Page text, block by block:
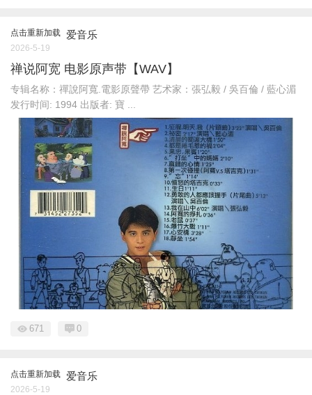
点击重新加载 爱音乐
2026-5-19
禅说阿宽 电影原声带【WAV】
专辑名称：禪說阿寬.電影原聲帶 艺术家：張弘毅 / 吳百倫 / 藍心湄
发行时间: 1994 出版者: 寶 ...
671 0
点击重新加载 爱音乐
2026-5-19